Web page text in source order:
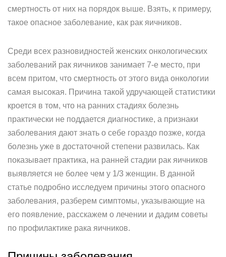
смертность от них на порядок выше. Взять, к примеру,
такое опасное заболевание, как рак яичников.
Среди всех разновидностей женских онкологических
заболеваний рак яичников занимает 7-е место, при
всем притом, что смертность от этого вида онкологии
самая высокая. Причина такой удручающей статистики
кроется в том, что на ранних стадиях болезнь
практически не поддается диагностике, а признаки
заболевания дают знать о себе гораздо позже, когда
болезнь уже в достаточной степени развилась. Как
показывает практика, на ранней стадии рак яичников
выявляется не более чем у 1/3 женщин. В данной
статье подробно исследуем причины этого опасного
заболевания, разберем симптомы, указывающие на
его появление, расскажем о лечении и дадим советы
по профилактике рака яичников.